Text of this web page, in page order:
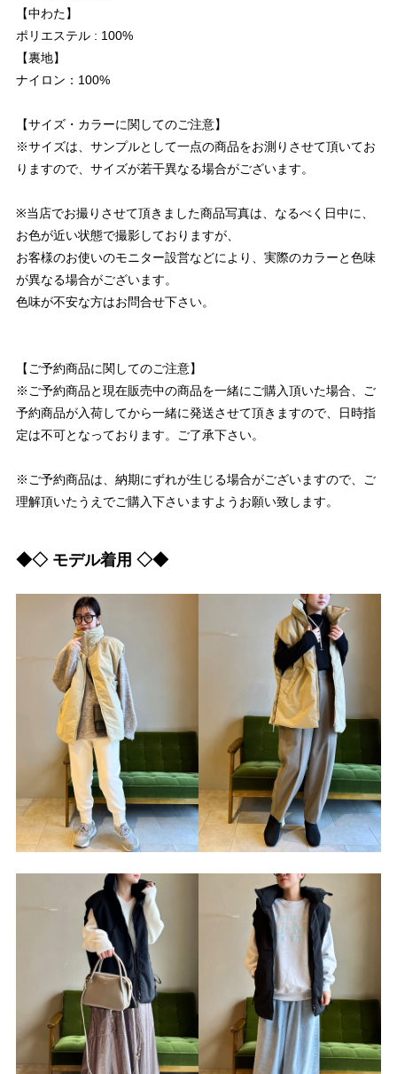
【中わた】
ポリエステル : 100%
【裏地】
ナイロン：100%
【サイズ・カラーに関してのご注意】
※サイズは、サンプルとして一点の商品をお測りさせて頂いてお
りますので、サイズが若干異なる場合がございます。
※当店でお撮りさせて頂きました商品写真は、なるべく日中に、
お色が近い状態で撮影しておりますが、
お客様のお使いのモニター設営などにより、実際のカラーと色味
が異なる場合がございます。
色味が不安な方はお問合せ下さい。
【ご予約商品に関してのご注意】
※ご予約商品と現在販売中の商品を一緒にご購入頂いた場合、ご
予約商品が入荷してから一緒に発送させて頂きますので、日時指
定は不可となっております。ご了承下さい。
※ご予約商品は、納期にずれが生じる場合がございますので、ご
理解頂いたうえでご購入下さいますようお願い致します。
◆◇ モデル着用 ◇◆